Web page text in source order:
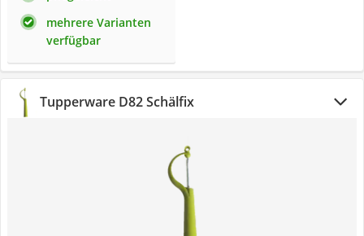
mehrere Varianten
verfügbar
Tupperware D82 Schälfix